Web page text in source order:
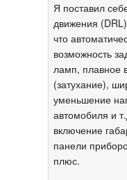
Я поставил
движения
что
возможность
ламп, плавное
(затухание),
уменьшение
автомобиля и
включение
панели
плюс.